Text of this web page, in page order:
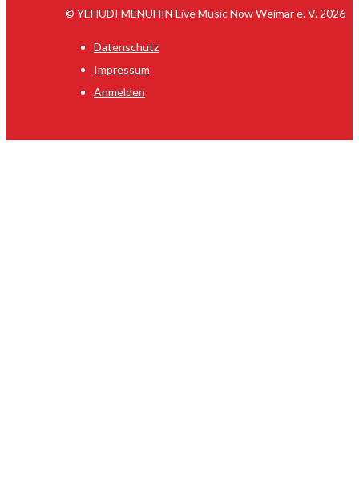
© YEHUDI MENUHIN Live Music Now Weimar e. V. 2026
Datenschutz
Impressum
Anmelden